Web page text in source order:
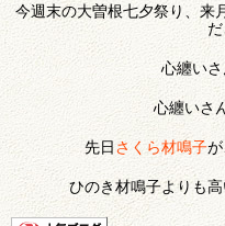
今週末の大曽根七夕祭り、来
心纏いさ
心纏いさ
先日さくら材鳴子が
ひのき材鳴子よりも